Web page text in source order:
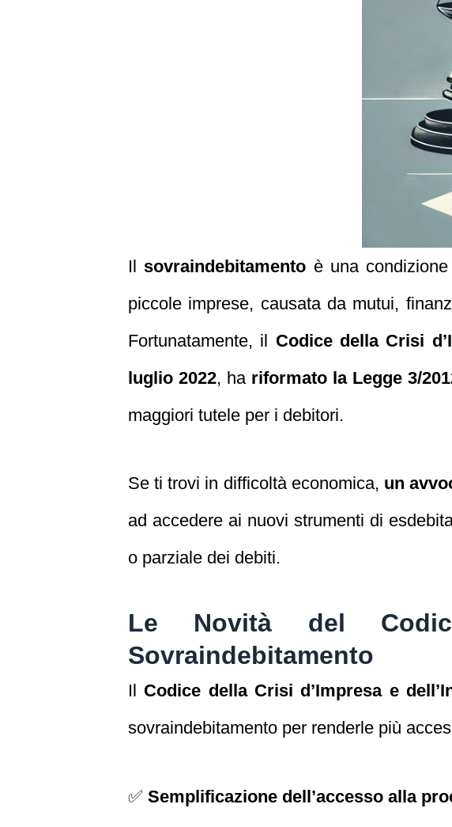
Il sovraindebitamento è una
piccole imprese, causata da mutui,
Fortunatamente, il Codice della Crisi
luglio 2022, ha riformato la Legge 3/
maggiori tutele per i debitori.
Se ti trovi in difficoltà economica, un
ad accedere ai nuovi strumenti di
o parziale dei debiti.
Le Novità del
Sovraindebitamento
Il Codice della Crisi d’Impresa e
sovraindebitamento per renderle più
✅ Semplificazione dell’accesso alla